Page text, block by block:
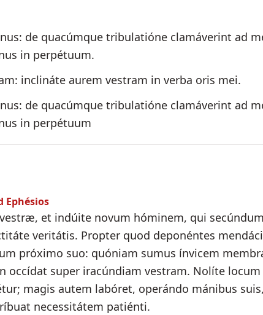
de quacúmque tribulatióne clamáverint ad
in perpétuum.
inclináte aurem vestram in verba oris mei.
de quacúmque tribulatióne clamáverint ad
in perpétuum
Ephésios
et indúite novum hóminem, qui secúndum
veritátis. Propter quod deponéntes
próximo suo: quóniam sumus ínvicem
occídat super iracúndiam vestram. Nolíte locum
magis autem labóret, operándo mánibus suis,
necessitátem patiénti.